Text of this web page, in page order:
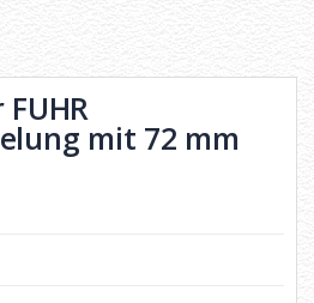
mit 72 mm